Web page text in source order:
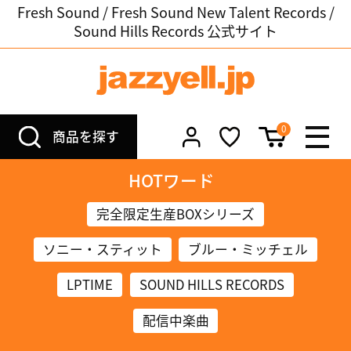
Fresh Sound / Fresh Sound New Talent Records /
Sound Hills Records 公式サイト
商品を探す 0
HOTワード
完全限定生産BOXシリーズ
ソニー・スティット
ブルー・ミッチェル
LPTIME
SOUND HILLS RECORDS
配信中楽曲